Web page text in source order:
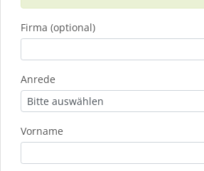
Firma (optional)
Anrede
Vorname